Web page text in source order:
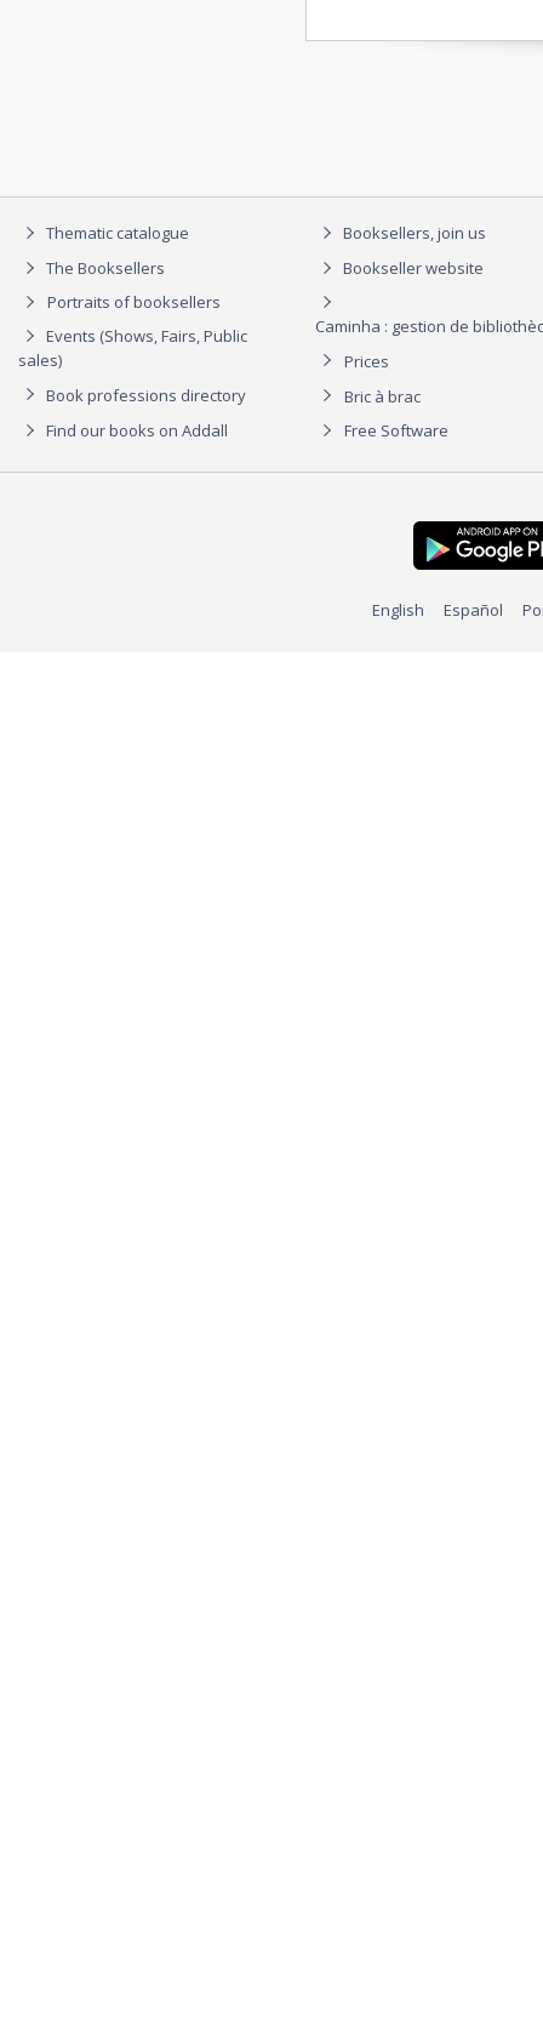
Thematic catalogue
The Booksellers
Portraits of booksellers
Events (Shows, Fairs, Public
sales)
Book professions directory
Find our books on Addall
Booksellers, join us
Bookseller website
Caminha : gestion de
Prices
Bric à brac
Free Software
English Español